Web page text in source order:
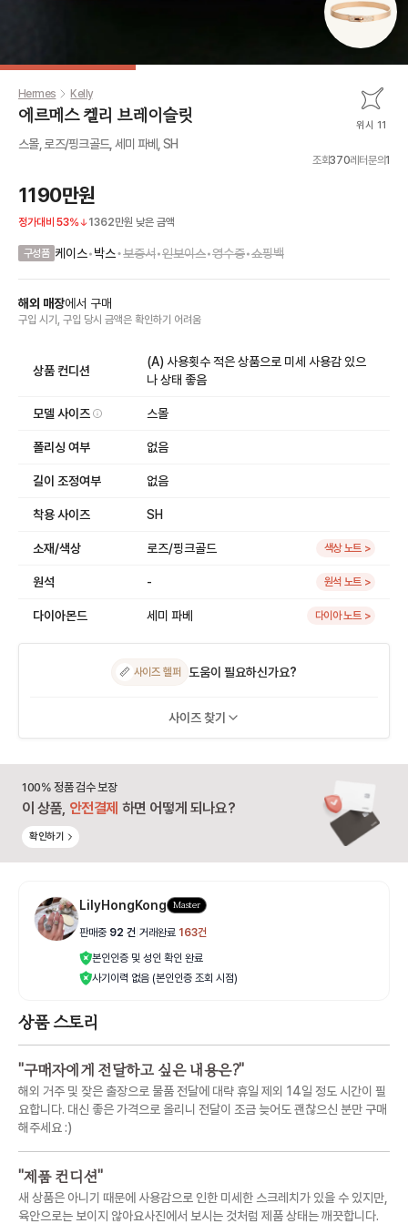
Hermes Kelly
에르메스 켈리 브레이슬릿 위시 11
스몰, 로즈/핑크골드, 세미 파베, SH
조회370레터문의1
1190만원
정가대비 53% 1362만원 낮은 금액
구성품 케이스•박스•보증서•인보이스•영수증•쇼핑백
해외 매장에서 구매
구입 시기, 구입 당시 금액은 확인하기 어려움
상품 컨디션
(A) 사용횟수 적은 상품으로 미세 사용감 있으
나 상태 좋음
모델 사이즈 스몰
폴리싱 여부 없음
길이 조정여부 없음
착용 사이즈 SH
소재/색상 로즈/핑크골드 색상 노트 >
원석 - 원석 노트 >
다이아몬드 세미 파베 다이아 노트 >
📏 사이즈 헬퍼 도움이 필요하신가요?
사이즈 찾기
100% 정품 검수 보장
이 상품, 안전결제 하면 어떻게 되나요?
확인하기
LilyHongKong Master
판매중 92 건 거래완료 163건
본인인증 및 성인 확인 완료
사기이력 없음 (본인인증 조회 시점)
상품 스토리
"구매자에게 전달하고 싶은 내용은?"
해외 거주 및 잦은 출장으로 물품 전달에 대략 휴일 제외 14일 정도 시간이 필
요합니다. 대신 좋은 가격으로 올리니 전달이 조금 늦어도 괜찮으신 분만 구매
해주세요 :)
"제품 컨디션"
새 상품은 아니기 때문에 사용감으로 인한 미세한 스크레치가 있을 수 있지만,
육안으로는 보이지 않아요사진에서 보시는 것처럼 제품 상태는 깨끗합니다.